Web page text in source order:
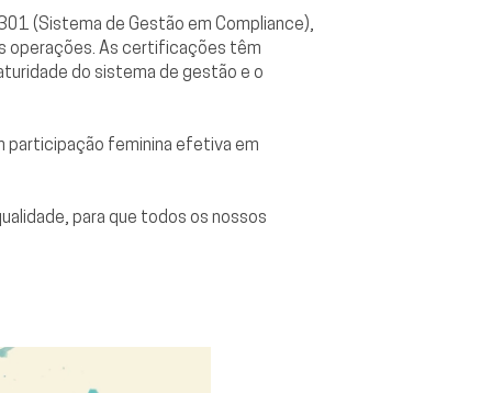
(Sistema de Gestão em Compliance),
operações. As certificações têm
do sistema de gestão e o
participação feminina efetiva em
para que todos os nossos